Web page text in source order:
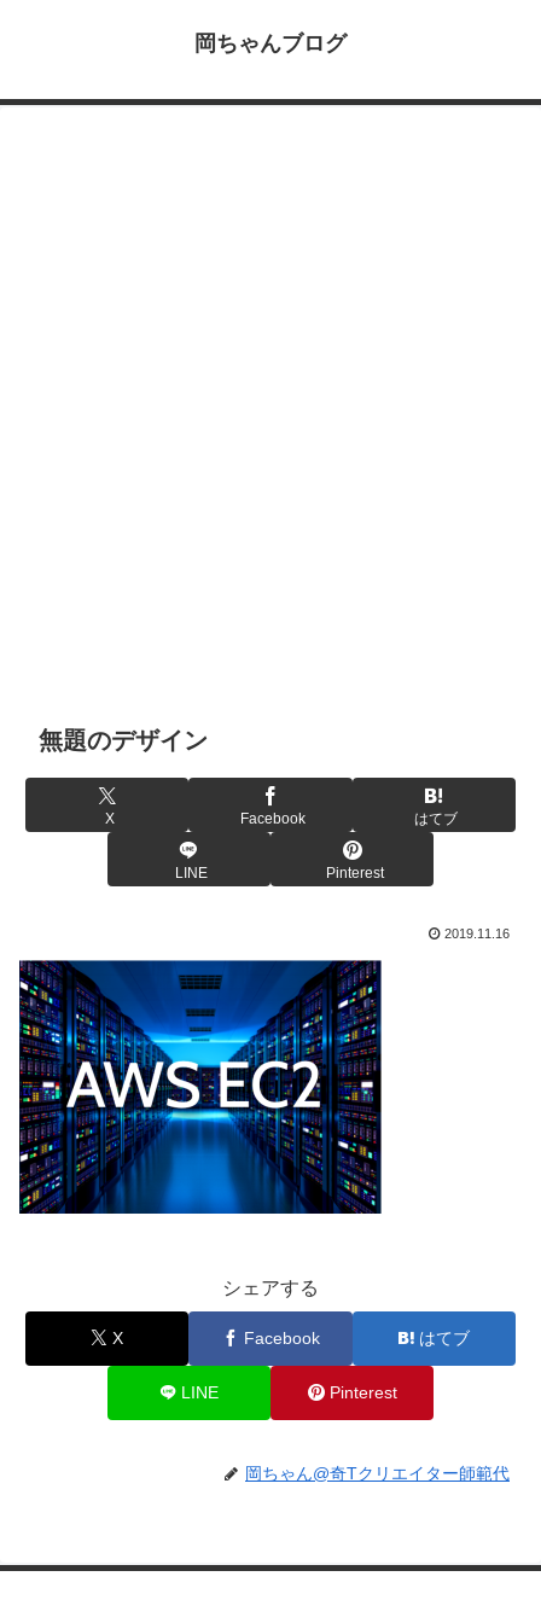
岡ちゃんブログ
無題のデザイン
X Facebook はてブ
LINE Pinterest
2019.11.16
シェアする
X Facebook はてブ
LINE Pinterest
岡ちゃん@奇Tクリエイター師範代